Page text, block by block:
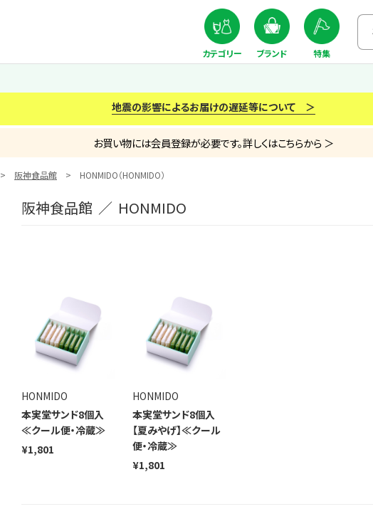
カテゴリー ブランド 特集
地震の影響によるお届けの遅延等について ＞
お買い物には会員登録が必要です。詳しくはこちらから ＞
阪神食品館 HONMIDO（HONMIDO）
阪神食品館 ／ HONMIDO
HONMIDO
本実堂サンド8個入
≪クール便・冷蔵≫
¥1,801
HONMIDO
本実堂サンド8個入
【夏みやげ】≪クール
便・冷蔵≫
¥1,801